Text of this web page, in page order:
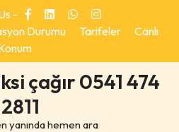
-
Durumu Tarifeler
Canlı
çağır 0541 474
2811
yanında hemen ara